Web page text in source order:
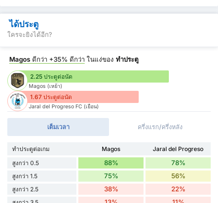
ได้ประตู
ใครจะยิงได้อีก?
Magos ดีกว่า +35% ดีกว่า ในแง่ของ ทำประตู
2.25 ประตูต่อนัด
Magos (เหย้า)
1.67 ประตูต่อนัด
Jaral del Progreso FC (เยือน)
เต็มเวลา ครึ่งแรก/ครึ่งหลัง
ทำประตูต่อเกม Magos
Jaral del Progreso
สูงกว่า 0.5
88% 78%
สูงกว่า 1.5 75% 56%
สูงกว่า 2.5 38% 22%